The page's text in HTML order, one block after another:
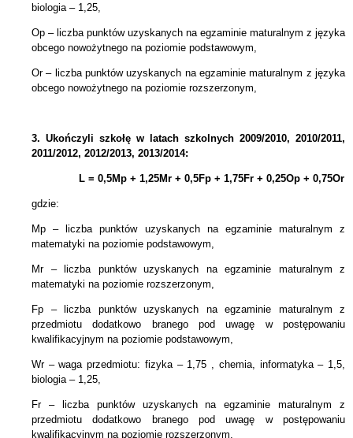
biologia – 1,25,
Op – liczba punktów uzyskanych na egzaminie maturalnym z języka
obcego nowożytnego na poziomie podstawowym,
Or – liczba punktów uzyskanych na egzaminie maturalnym z języka
obcego nowożytnego na poziomie rozszerzonym,
3. Ukończyli szkołę w latach szkolnych 2009/2010, 2010/2011,
2011/2012, 2012/2013, 2013/2014:
L = 0,5Mp + 1,25Mr + 0,5Fp + 1,75Fr + 0,25Op + 0,75Or
gdzie:
Mp – liczba punktów uzyskanych na egzaminie maturalnym z
matematyki na poziomie podstawowym,
Mr – liczba punktów uzyskanych na egzaminie maturalnym z
matematyki na poziomie rozszerzonym,
Fp – liczba punktów uzyskanych na egzaminie maturalnym z
przedmiotu dodatkowo branego pod uwagę w postępowaniu
kwalifikacyjnym na poziomie podstawowym,
Wr – waga przedmiotu: fizyka – 1,75 , chemia, informatyka – 1,5,
biologia – 1,25,
Fr – liczba punktów uzyskanych na egzaminie maturalnym z
przedmiotu dodatkowo branego pod uwagę w postępowaniu
kwalifikacyjnym na poziomie rozszerzonym,